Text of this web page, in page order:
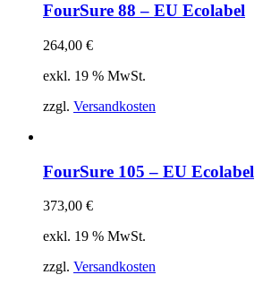
FourSure 88 – EU Ecolabel
264,00 €
exkl. 19 % MwSt.
zzgl. Versandkosten
FourSure 105 – EU Ecolabel
373,00 €
exkl. 19 % MwSt.
zzgl. Versandkosten